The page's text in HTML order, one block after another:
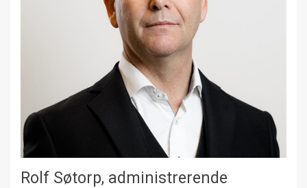
Rolf Søtorp, administrerende